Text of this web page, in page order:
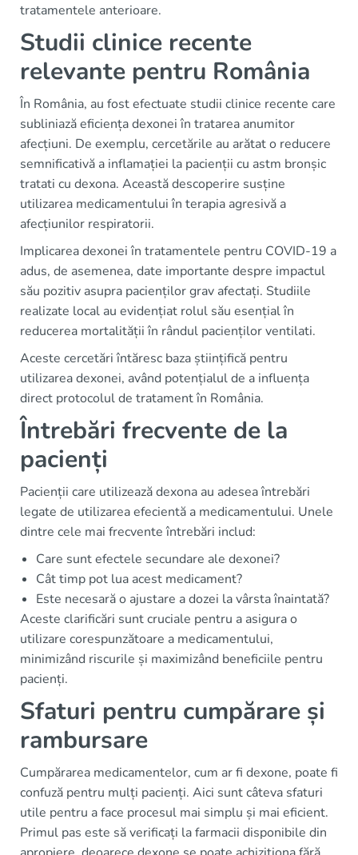
tratamentele anterioare.
Studii clinice recente
relevante pentru România
În România, au fost efectuate studii clinice recente care
subliniază eficiența dexonei în tratarea anumitor
afecțiuni. De exemplu, cercetările au arătat o reducere
semnificativă a inflamației la pacienții cu astm bronșic
tratati cu dexona. Această descoperire susține
utilizarea medicamentului în terapia agresivă a
afecțiunilor respiratorii.
Implicarea dexonei în tratamentele pentru COVID-19 a
adus, de asemenea, date importante despre impactul
său pozitiv asupra pacienților grav afectați. Studiile
realizate local au evidențiat rolul său esențial în
reducerea mortalității în rândul pacienților ventilati.
Aceste cercetări întăresc baza științifică pentru
utilizarea dexonei, având potențialul de a influența
direct protocolul de tratament în România.
Întrebări frecvente de la
pacienți
Pacienții care utilizează dexona au adesea întrebări
legate de utilizarea efecientă a medicamentului. Unele
dintre cele mai frecvente întrebări includ:
Care sunt efectele secundare ale dexonei?
Cât timp pot lua acest medicament?
Este necesară o ajustare a dozei la vârsta înaintată?
Aceste clarificări sunt cruciale pentru a asigura o
utilizare corespunzătoare a medicamentului,
minimizând riscurile și maximizând beneficiile pentru
pacienți.
Sfaturi pentru cumpărare și
rambursare
Cumpărarea medicamentelor, cum ar fi dexone, poate fi
confuză pentru mulți pacienți. Aici sunt câteva sfaturi
utile pentru a face procesul mai simplu și mai eficient.
Primul pas este să verificați la farmacii disponibile din